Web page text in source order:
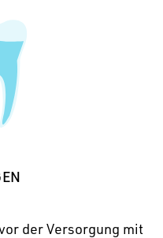
der Versorgung mit